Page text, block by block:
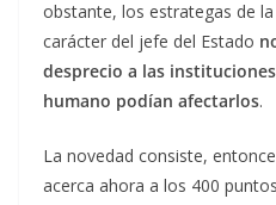
obstante, los estrategas de
carácter del jefe del Estado
desprecio a las
humano podían afectarlos.
La novedad consiste,
acerca ahora a los 400